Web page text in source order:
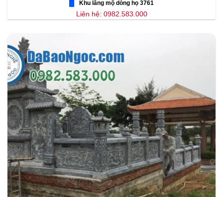
Khu lăng mộ dòng họ 3761
Liên hệ: 0982.583.000